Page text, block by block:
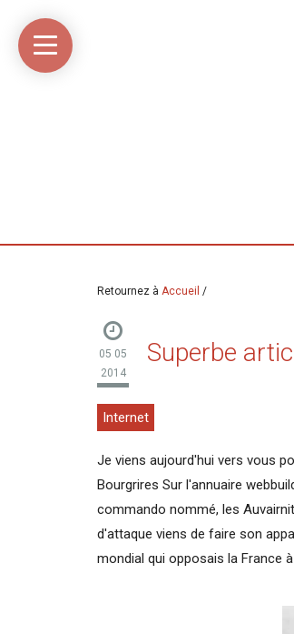
Accueil
Média
libre
Linkinaz
Katomi
compte
Twitter
@Ortegeek
compte
Flickr
Retournez à Accueil /
05 05
2014
Superbe
Internet
Je viens aujourd'hui vers vous
Bourgrires Sur l'annuaire
commando nommé, les
d'attaque viens de faire son
mondial qui opposais la France